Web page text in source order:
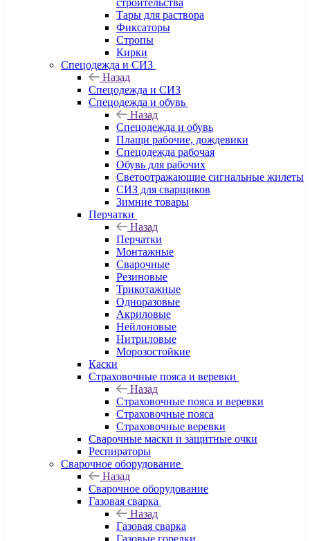
строительства
Тары для раствора
Фиксаторы
Стропы
Кирки
Спецодежда и СИЗ
Назад
Спецодежда и СИЗ
Спецодежда и обувь
Назад
Спецодежда и обувь
Плащи рабочие, дождевики
Спецодежда рабочая
Обувь для рабочих
Светоотражающие сигнальные жилеты
СИЗ для сварщиков
Зимние товары
Перчатки
Назад
Перчатки
Монтажные
Сварочные
Резиновые
Трикотажные
Одноразовые
Акриловые
Нейлоновые
Нитриловые
Морозостойкие
Каски
Страховочные пояса и веревки
Назад
Страховочные пояса и веревки
Страховочные пояса
Страховочные веревки
Сварочные маски и защитные очки
Респираторы
Сварочное оборудование
Назад
Сварочное оборудование
Газовая сварка
Назад
Газовая сварка
Газовые горелки